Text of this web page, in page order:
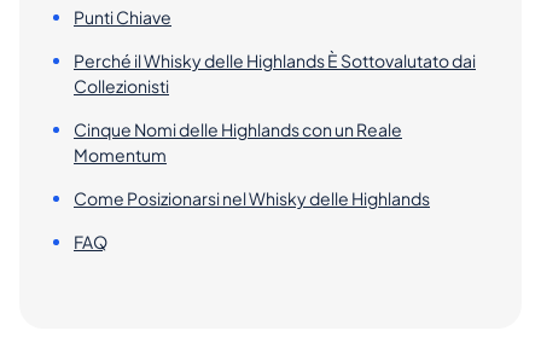
Punti Chiave
Perché il Whisky delle Highlands È Sottovalutato dai
Collezionisti
Cinque Nomi delle Highlands con un Reale
Momentum
Come Posizionarsi nel Whisky delle Highlands
FAQ